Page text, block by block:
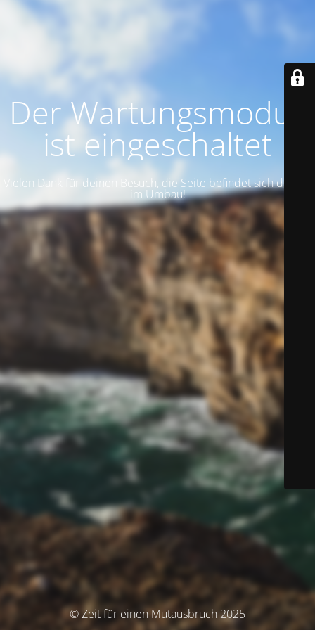
Der Wartungsmodus
ist eingeschaltet
Vielen Dank für deinen Besuch, die Seite befindet sich derzeit
im Umbau!
© Zeit für einen Mutausbruch 2025